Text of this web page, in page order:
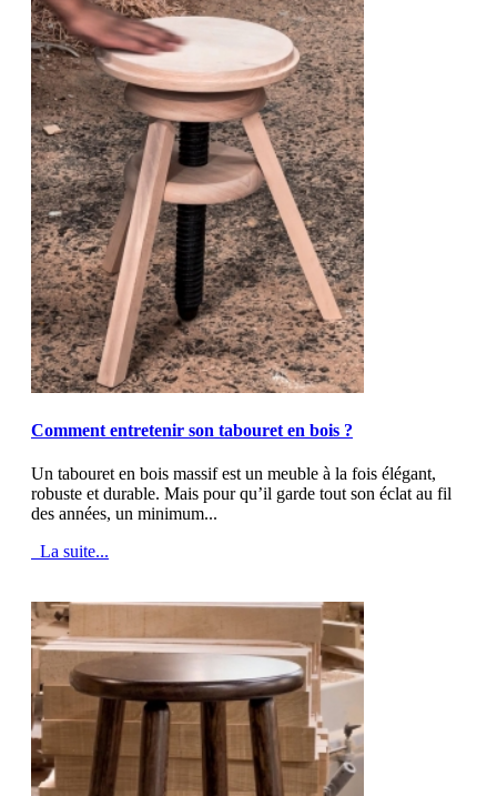
Comment entretenir son tabouret en bois ?
Un tabouret en bois massif est un meuble à la fois élégant,
robuste et durable. Mais pour qu’il garde tout son éclat au fil
des années, un minimum...
La suite...